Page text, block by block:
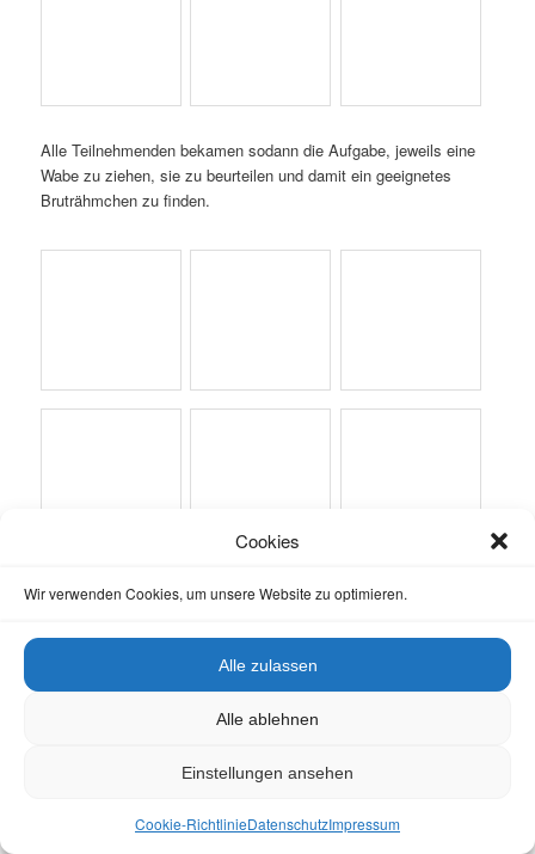
Cookies
Wir verwenden Cookies, um unsere Website zu optimieren.
Alle zulassen
Alle ablehnen
Einstellungen ansehen
Cookie-RichtlinieDatenschutzImpressum
Wabe zu ziehen, sie zu beurteilen und damit ein geeignetes